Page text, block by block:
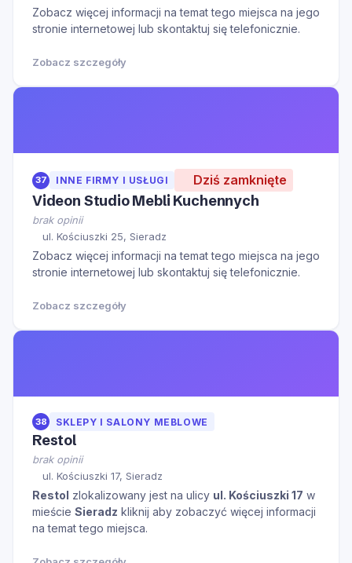
Zobacz więcej informacji na temat tego miejsca na jego
stronie internetowej lub skontaktuj się telefonicznie.
Zobacz szczegóły
37 INNE FIRMY I USŁUGI Dziś zamknięte
Videon Studio Mebli Kuchennych
brak opinii
ul. Kościuszki 25, Sieradz
Zobacz więcej informacji na temat tego miejsca na jego
stronie internetowej lub skontaktuj się telefonicznie.
Zobacz szczegóły
38 SKLEPY I SALONY MEBLOWE
Restol
brak opinii
ul. Kościuszki 17, Sieradz
Restol zlokalizowany jest na ulicy ul. Kościuszki 17 w
mieście Sieradz kliknij aby zobaczyć więcej informacji
na temat tego miejsca.